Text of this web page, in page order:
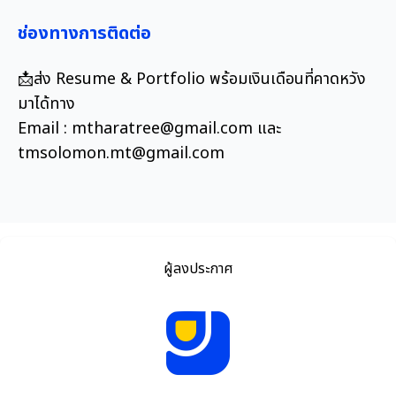
ช่องทางการติดต่อ
📩ส่ง Resume & Portfolio พร้อมเงินเดือนที่คาดหวัง
มาได้ทาง
Email : mtharatree@gmail.com และ
tmsolomon.mt@gmail.com
ผู้ลงประกาศ